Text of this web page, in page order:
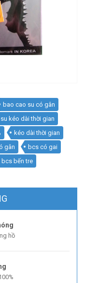
bao cao su có gân
kéo dài thời gian
kéo dài thời gian
gân
bcs có gai
bcs bến tre
hồ